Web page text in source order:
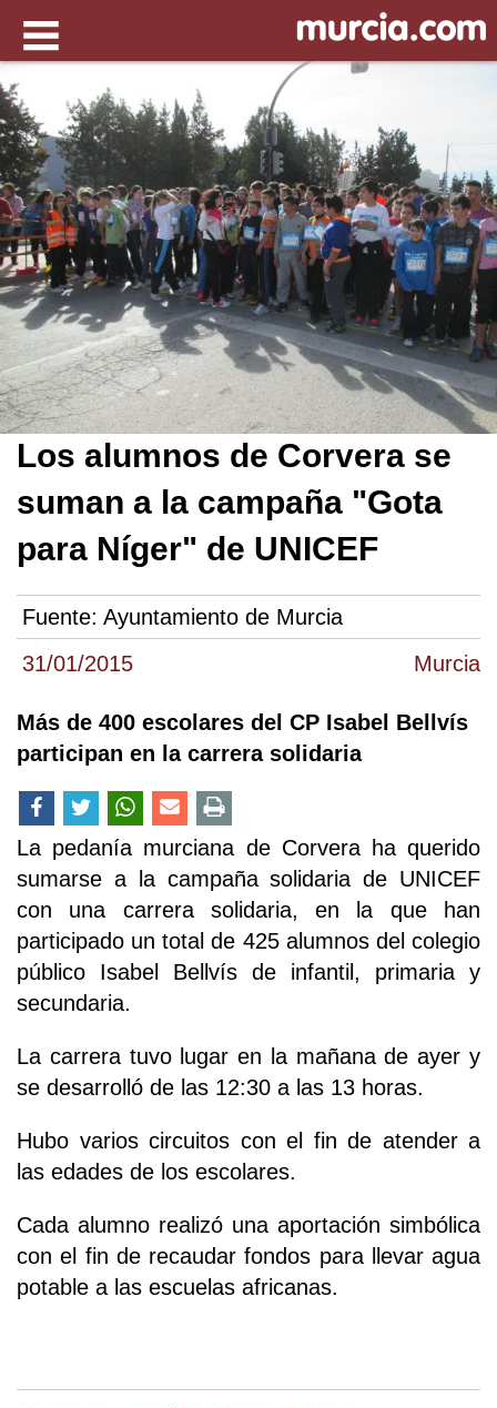
31/01/2015 Murcia
Los alumnos de Corvera se
suman a la campaña "Gota
para Níger" de UNICEF
Fuente: Ayuntamiento de Murcia
Más de 400 escolares del CP Isabel Bellvís
participan en la carrera solidaria
La pedanía murciana de Corvera ha querido
sumarse a la campaña solidaria de UNICEF
con una carrera solidaria, en la que han
participado un total de 425 alumnos del colegio
público Isabel Bellvís de infantil, primaria y
secundaria.
La carrera tuvo lugar en la mañana de ayer y
se desarrolló de las 12:30 a las 13 horas.
Hubo varios circuitos con el fin de atender a
las edades de los escolares.
Cada alumno realizó una aportación simbólica
con el fin de recaudar fondos para llevar agua
potable a las escuelas africanas.